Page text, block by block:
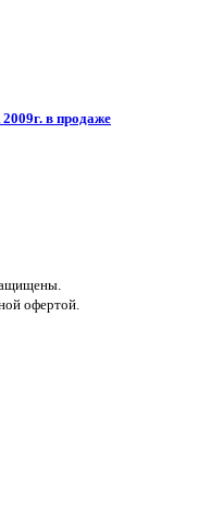
в продаже
офертой.